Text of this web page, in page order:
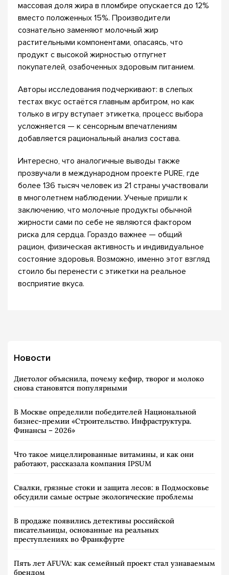
массовая доля жира в пломбире опускается до 12%
вместо положенных 15%. Производители
сознательно заменяют молочный жир
растительными компонентами, опасаясь, что
продукт с высокой жирностью отпугнет
покупателей, озабоченных здоровым питанием.
Авторы исследования подчеркивают: в слепых
тестах вкус остаётся главным арбитром, но как
только в игру вступает этикетка, процесс выбора
усложняется — к сенсорным впечатлениям
добавляется рациональный анализ состава.
Интересно, что аналогичные выводы также
прозвучали в международном проекте PURE, где
более 136 тысяч человек из 21 страны участвовали
в многолетнем наблюдении. Ученые пришли к
заключению, что молочные продукты обычной
жирности сами по себе не являются фактором
риска для сердца. Гораздо важнее — общий
рацион, физическая активность и индивидуальное
состояние здоровья. Возможно, именно этот взгляд
стоило бы перенести с этикетки на реальное
восприятие вкуса.
Новости
Диетолог объяснила, почему кефир, творог и молоко
снова становятся популярными
В Москве определили победителей Национальной
бизнес-премии «Строительство. Инфраструктура.
Финансы – 2026»
Что такое мицеллированные витамины, и как они
работают, рассказала компания IPSUM
Свалки, грязные стоки и защита лесов: в Подмосковье
обсудили самые острые экологические проблемы
В продаже появились детективы российской
писательницы, основанные на реальных
преступлениях во Франкфурте
Пять лет AFUVA: как семейный проект стал узнаваемым
брендом